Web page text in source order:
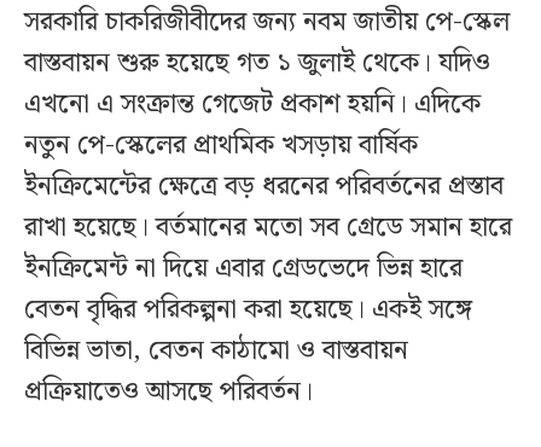
সরকারি চাকরিজীবীদের জন্য নবম জাতীয় পে-স্কেল
বাস্তবায়ন শুরু হয়েছে গত ১ জুলাই থেকে। যদিও
এখনো এ সংক্রান্ত গেজেট প্রকাশ হয়নি। এদিকে
নতুন পে-স্কেলের প্রাথমিক খসড়ায় বার্ষিক
ইনক্রিমেন্টের ক্ষেত্রে বড় ধরনের পরিবর্তনের প্রস্তাব
রাখা হয়েছে। বর্তমানের মতো সব গ্রেডে সমান হারে
ইনক্রিমেন্ট না দিয়ে এবার গ্রেডভেদে ভিন্ন হারে
বেতন বৃদ্ধির পরিকল্পনা করা হয়েছে। একই সঙ্গে
বিভিন্ন ভাতা, বেতন কাঠামো ও বাস্তবায়ন
প্রক্রিয়াতেও আসছে পরিবর্তন।